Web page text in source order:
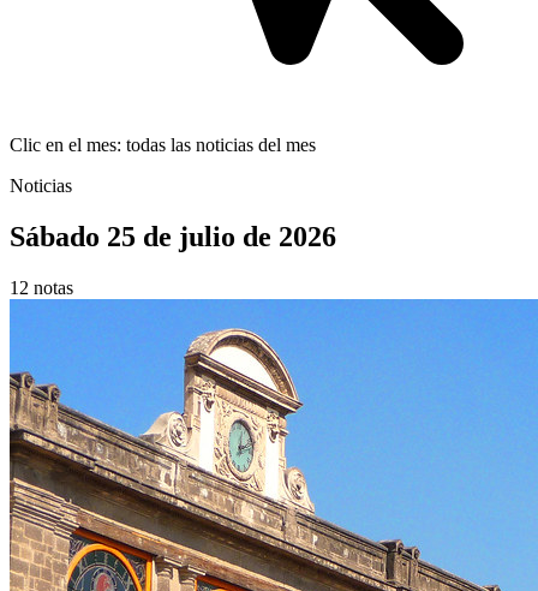
Clic en el mes: todas las noticias del mes
Noticias
Sábado 25 de julio de 2026
12 notas